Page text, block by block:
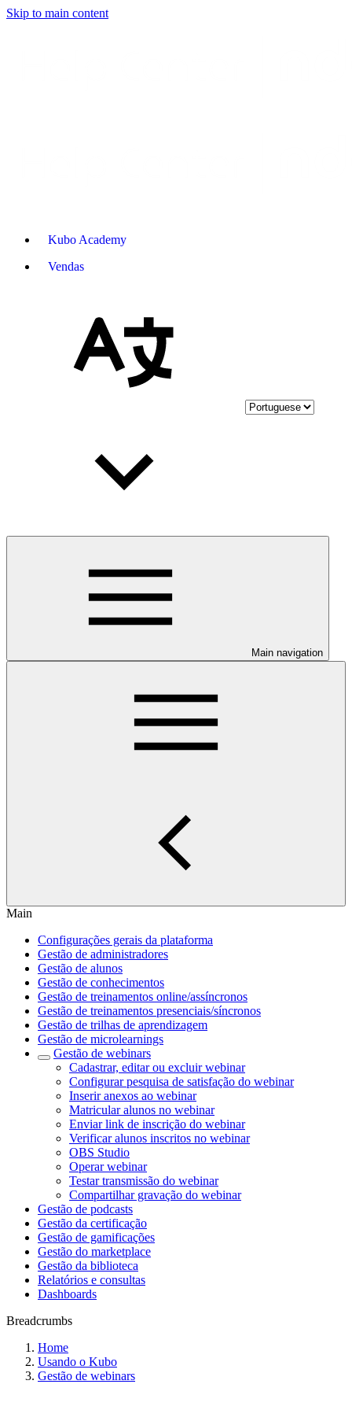
Skip to main content
Kubo Academy
Vendas
Main navigation
Main
Configurações gerais da plataforma
Gestão de administradores
Gestão de alunos
Gestão de conhecimentos
Gestão de treinamentos online/assíncronos
Gestão de treinamentos presenciais/síncronos
Gestão de trilhas de aprendizagem
Gestão de microlearnings
Gestão de webinars
Cadastrar, editar ou excluir webinar
Configurar pesquisa de satisfação do webinar
Inserir anexos ao webinar
Matricular alunos no webinar
Enviar link de inscrição do webinar
Verificar alunos inscritos no webinar
OBS Studio
Operar webinar
Testar transmissão do webinar
Compartilhar gravação do webinar
Gestão de podcasts
Gestão da certificação
Gestão de gamificações
Gestão do marketplace
Gestão da biblioteca
Relatórios e consultas
Dashboards
Breadcrumbs
Home
Usando o Kubo
Gestão de webinars